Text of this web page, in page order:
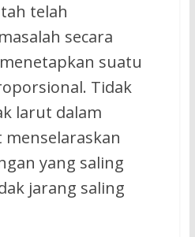
telah
secara
suatu
Tidak
larut dalam
yang saling
jarang saling